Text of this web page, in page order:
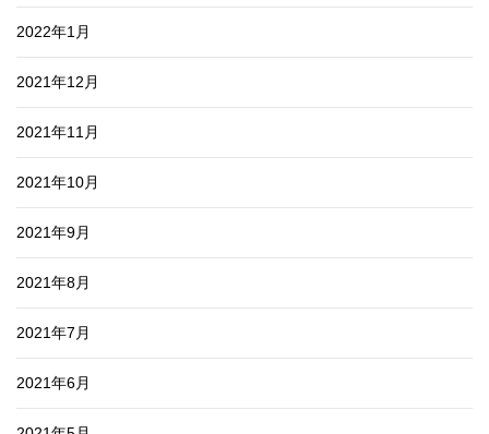
2022年1月
2021年12月
2021年11月
2021年10月
2021年9月
2021年8月
2021年7月
2021年6月